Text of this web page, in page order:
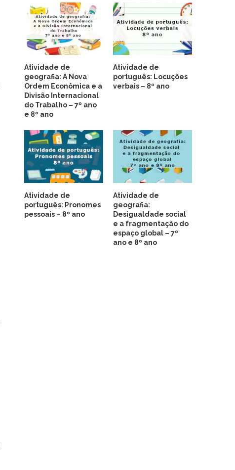
Atividade de
geografia: A Nova
Ordem Econômica e a
Divisão Internacional
do Trabalho – 7º ano
e 8º ano
Atividade de
português: Locuções
verbais – 8º ano
Atividade de
português: Pronomes
pessoais – 8º ano
Atividade de
geografia:
Desigualdade social
e a fragmentação do
espaço global – 7º
ano e 8º ano